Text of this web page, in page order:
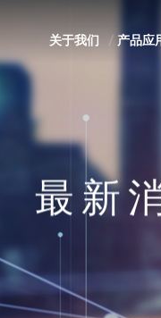
关于我们 产品应
最新